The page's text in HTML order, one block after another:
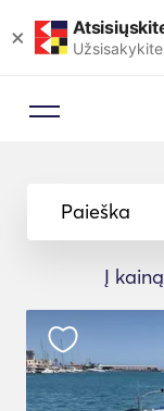
×
Paieška
Į